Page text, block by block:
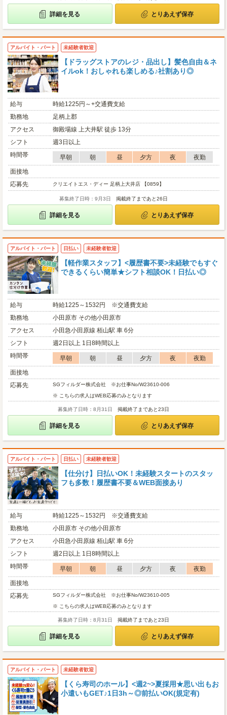
詳細を見る とりあえず保存
アルバイト・パート 未経験者歓迎
【ドラッグストアのレジ・品出し】髪色自由＆ネ
イルok！おしゃれも楽しめる♪社割あり◎
給与
時給1225円～+交通費支給
勤務地
足柄上郡
アクセス
御殿場線 上大井駅 徒歩 13分
シフト
週3日以上
時間帯
早朝 朝 昼 夕方 夜
夜勤
面接地
応募先
クリエイトエス・ディー 足柄上大井店 【0859】
募集終了日時：9月3日 掲載終了まであと26日
詳細を見る とりあえず保存
アルバイト・パート 日払い 未経験者歓迎
【軽作業スタッフ】<履歴書不要>未経験でもすぐ
できるくらい簡単★シフト相談OK！日払い◎
給与
時給1225～1532円 ※交通費支給
勤務地
小田原市 その他小田原市
アクセス
小田急小田原線 栢山駅 車 6分
シフト
週2日以上 1日8時間以上
時間帯
早朝 朝 昼 夕方 夜
夜勤
面接地
応募先
SGフィルダー株式会社 ※お仕事No/W23610-006
※ こちらの求人はWEB応募のみとなります
募集終了日時：8月31日 掲載終了まであと23日
詳細を見る とりあえず保存
アルバイト・パート 日払い 未経験者歓迎
【仕分け】日払いOK！未経験スタートのスタッ
フも多数！履歴書不要＆WEB面接あり
給与
時給1225～1532円 ※交通費支給
勤務地
小田原市 その他小田原市
アクセス
小田急小田原線 栢山駅 車 6分
シフト
週2日以上 1日8時間以上
時間帯
早朝 朝 昼 夕方 夜
夜勤
面接地
応募先
SGフィルダー株式会社 ※お仕事No/W23610-005
※ こちらの求人はWEB応募のみとなります
募集終了日時：8月31日 掲載終了まであと23日
詳細を見る とりあえず保存
アルバイト・パート 未経験者歓迎
【くら寿司のホール】<週2~>夏採用★思い出もお
小遣いもGET♪1日3h～◎前払いOK(規定有)